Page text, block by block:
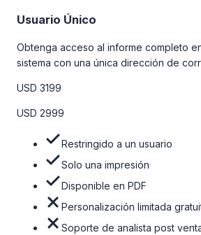
Usuario Único
Obtenga acceso al informe completo
sistema con una única dirección de
la tabla de precios a continuación.
USD 3199
USD 2999
Restringido a un usuario
Solo una impresión
Disponible en PDF
Personalización limitada
Soporte de analista post